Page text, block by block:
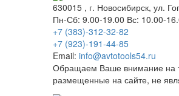
630015 , г. Новосибирск, ул.
Пн-Сб: 9.00-19.00 Вс: 10.00-
+7 (383)-312-32-82
+7 (923)-191-44-85
Email: info@avtotools54.ru
Обращаем Ваше внимание на
размещенные на сайте, не